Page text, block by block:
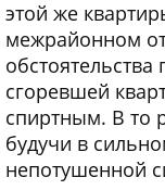
этой же
межрайонном
сгоревшей
спиртным. В то
будучи в
непотушенной